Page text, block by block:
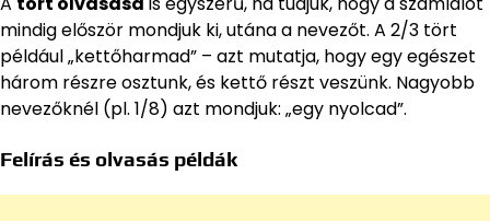
mindig először mondjuk ki, utána a nevezőt. A 2/3 tört
például „kettőharmad” – azt mutatja, hogy egy egészet
három részre osztunk, és kettő részt veszünk. Nagyobb
nevezőknél (pl. 1/8) azt mondjuk: „egy nyolcad”.
Felírás és olvasás példák